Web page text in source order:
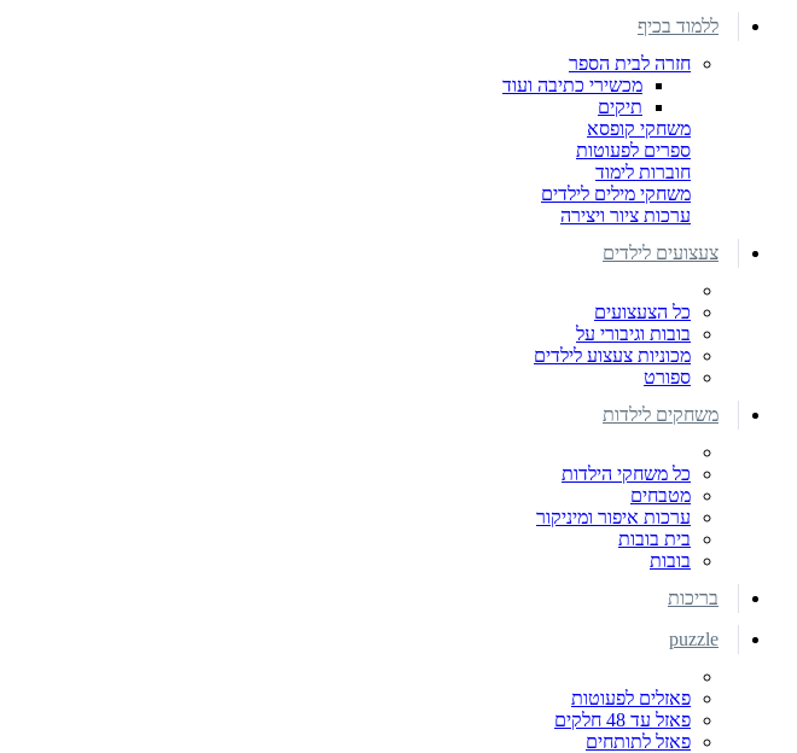
ללמוד בכיף
חזרה לבית הספר
מכשירי כתיבה ועוד
תיקים
משחקי קופסא
ספרים לפעוטות
חוברות לימוד
משחקי מילים לילדים
ערכות ציור ויצירה
צעצועים לילדים
כל הצעצועים
בובות וגיבורי על
מכוניות צעצוע לילדים
ספורט
משחקים לילדות
כל משחקי הילדות
מטבחים
ערכות איפור ומיניקור
בית בובות
בובות
בריכות
puzzle
פאזלים לפעוטות
פאזל עד 48 חלקים
פאזל לתותחים